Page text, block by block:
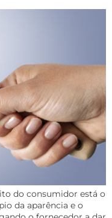
do consumidor está o
da aparência e o